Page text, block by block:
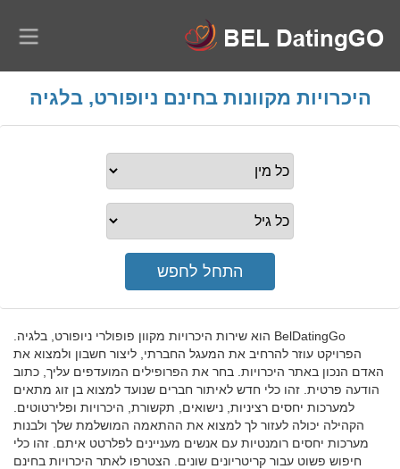
היכרויות מקוונות בחינם ניופורט, בלגיה
BelDatingGo הוא שירות היכרויות מקוון פופולרי ניופורט, בלגיה.
הפרויקט עוזר להרחיב את המעגל החברתי, ליצור חשבון ולמצוא את
האדם הנכון באתר היכרויות. בחר את הפרופילים המועדפים עליך, כתוב
הודעה פרטית. זהו כלי חדש לאיתור חברים שנועד למצוא בן זוג מתאים
למערכות יחסים רציניות, נישואים, תקשורת, היכרויות ופלירטוטים.
הקהילה יכולה לעזור לך למצוא את ההתאמה המושלמת שלך ולבנות
מערכות יחסים רומנטיות עם אנשים מעניינים לפלרטט איתם. זהו כלי
חיפוש פשוט עבור קריטריונים שונים. הצטרפו לאתר היכרויות בחינם